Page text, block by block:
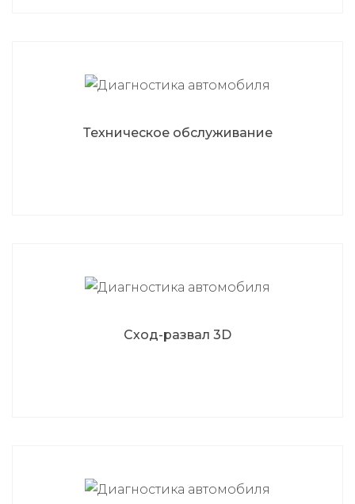
Техническое обслуживание
Сход-развал 3D